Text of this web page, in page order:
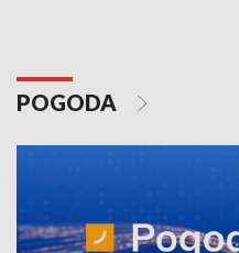
POGODA